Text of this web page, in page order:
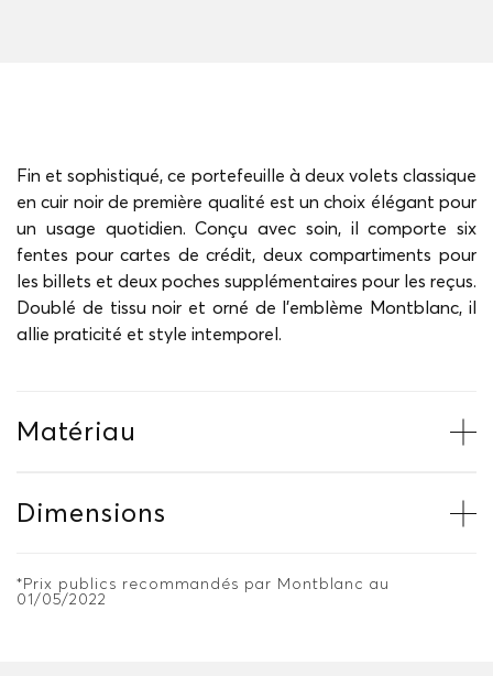
Fin et sophistiqué, ce portefeuille à deux volets classique
en cuir noir de première qualité est un choix élégant pour
un usage quotidien. Conçu avec soin, il comporte six
fentes pour cartes de crédit, deux compartiments pour
les billets et deux poches supplémentaires pour les reçus.
Doublé de tissu noir et orné de l'emblème Montblanc, il
allie praticité et style intemporel.
Matériau
Dimensions
*Prix publics recommandés par Montblanc au
01/05/2022